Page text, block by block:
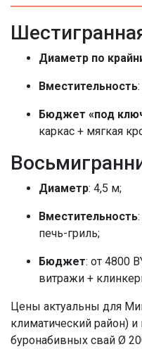
Диаметр по
Вместительность
Бюджет «под
каркас + мягкая
Диаметр: 4,5 м;
Вместительность
печь-гриль;
Бюджет: от 4800
витражи +
Цены актуальны для
климатический район)
буронабивных свай Ø